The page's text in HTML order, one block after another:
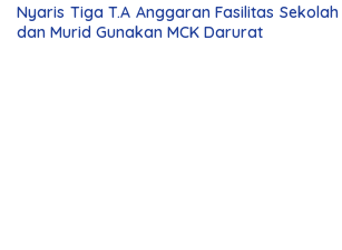
Nyaris Tiga T.A Anggaran Fasilitas Sekolah
dan Murid Gunakan MCK Darurat